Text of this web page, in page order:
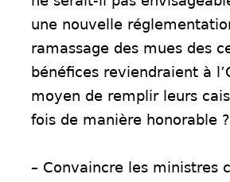
une nouvelle
ramassage des mues des
bénéfices reviendraient à
moyen de remplir leurs
fois de manière honorable ?
– Convaincre les ministres